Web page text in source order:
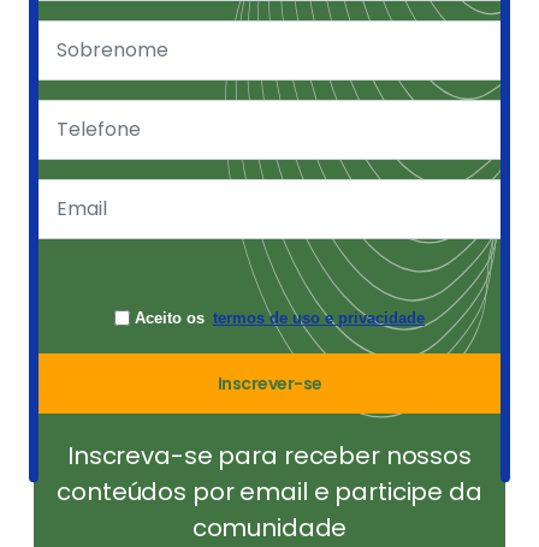
Aceito os termos de uso e privacidade
Inscrever-se
Inscreva-se para receber nossos
conteúdos por email e participe da
comunidade